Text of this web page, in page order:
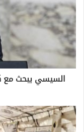
السيسي يبحث مع